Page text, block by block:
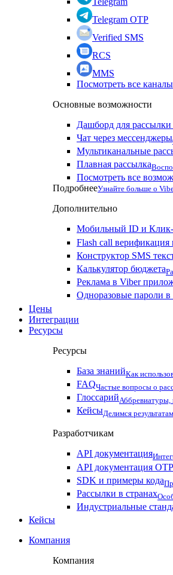
Telegram OTP
Verified SMS
RCS
MMS
Посмотреть все каналы
Основные возможности
Дашборд для рассылки
Чат через мессенджеры
Мультиканальные
Плавная рассылка
Посмотреть все
ПодробнееУзнайте больше о
Дополнительно
Мобильный ID и
Flash call верификация
Конструктор SMS
Калькулятор бюджета
Реклама в Viber
Одноразовые пароли
Цены
Интеграции
Ресурсы
Ресурсы
База знанийКак
FAQЧастые вопросы о
ГлоссарийАббревиатуры,
КейсыДелимся
Разработчикам
API документация
API документация
SDK и примеры кода
Рассылки в странах
Индустриальные
Кейсы
Компания
Компания